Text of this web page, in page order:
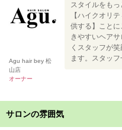
Agu hair bey 松
山店
オーナー
スタイルをも
【ハイクオリ
供する】こと
きやすいヘア
くスタッフが
ます。スタッ
サロンの雰囲気